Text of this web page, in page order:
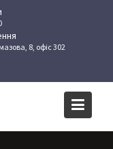
8, офіс 302